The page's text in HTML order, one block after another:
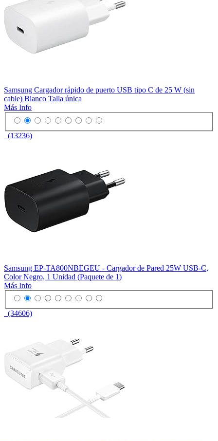
Samsung Cargador rápido de puerto USB tipo C de 25 W (sin
cable) Blanco Talla única
Más Info
(13236)
Samsung EP-TA800NBEGEU - Cargador de Pared 25W USB-C,
Color Negro, 1 Unidad (Paquete de 1)
Más Info
(34606)